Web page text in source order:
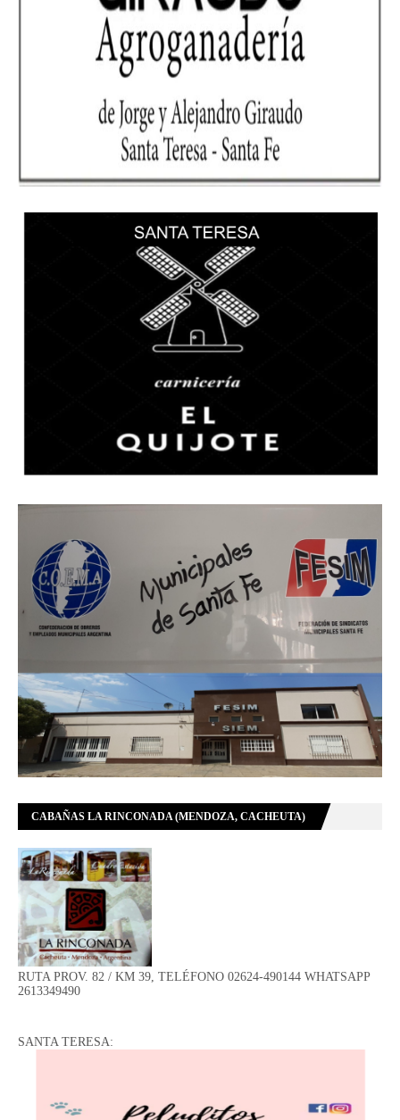
CABAÑAS LA RINCONADA (MENDOZA, CACHEUTA)
RUTA PROV. 82 / KM 39, TELÉFONO 02624-490144 WHATSAPP
2613349490
SANTA TERESA: